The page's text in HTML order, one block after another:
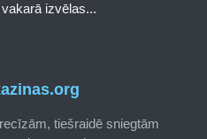
tiešraidē sniegtām
izvēlas...